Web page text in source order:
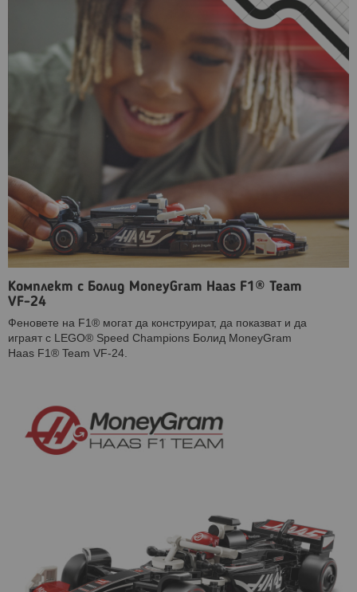
Комплект с Болид MoneyGram Haas F1® Team
VF-24
Феновете на F1® могат да конструират, да показват и да
играят с LEGO® Speed Champions Болид MoneyGram
Haas F1® Team VF-24.